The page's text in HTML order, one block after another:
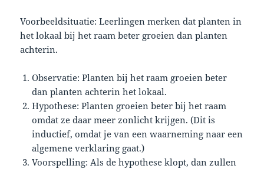
Voorbeeldsituatie: Leerlingen merken dat planten in
het lokaal bij het raam beter groeien dan planten
achterin.
Observatie: Planten bij het raam groeien beter
dan planten achterin het lokaal.
Hypothese: Planten groeien beter bij het raam
omdat ze daar meer zonlicht krijgen. (Dit is
inductief, omdat je van een waarneming naar een
algemene verklaring gaat.)
Voorspelling: Als de hypothese klopt, dan zullen